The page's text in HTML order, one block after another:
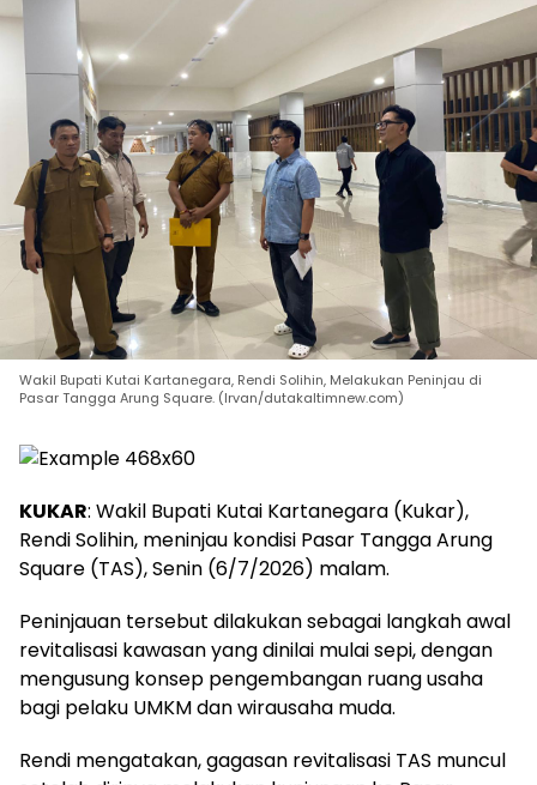
Wakil Bupati Kutai Kartanegara, Rendi Solihin, Melakukan Peninjau di
Pasar Tangga Arung Square. (Irvan/dutakaltimnew.com)
KUKAR: Wakil Bupati Kutai Kartanegara (Kukar),
Rendi Solihin, meninjau kondisi Pasar Tangga Arung
Square (TAS), Senin (6/7/2026) malam.
Peninjauan tersebut dilakukan sebagai langkah awal
revitalisasi kawasan yang dinilai mulai sepi, dengan
mengusung konsep pengembangan ruang usaha
bagi pelaku UMKM dan wirausaha muda.
Rendi mengatakan, gagasan revitalisasi TAS muncul